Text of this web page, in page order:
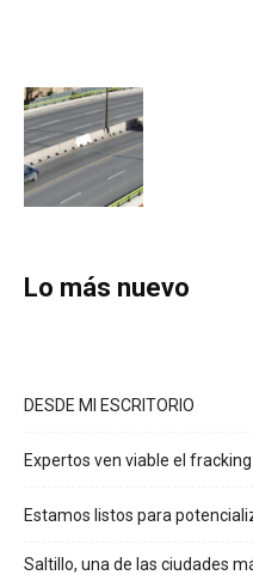
Lo más nuevo
DESDE MI ESCRITORIO
Expertos ven viable el
Estamos listos para
Saltillo, una de las ciudades